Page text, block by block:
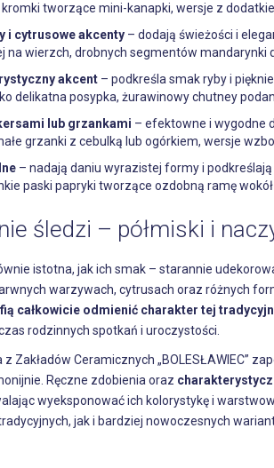
kromki tworzące mini-kanapki, wersje z
i cytrusowe akcenty – dodają świeżości i
na wierzch, drobnych segmentów mandarynki
akcent – podkreśla smak ryby i
delikatna posypka, żurawinowy chutney
lub grzankami – efektowne i wygodne
grzanki z cebulką lub ogórkiem, wersje
– nadają daniu wyrazistej formy i
paski papryki tworzące ozdobną ramę
śledzi – półmiski i
istotna, jak ich smak – starannie
warzywach, cytrusach oraz różnych
całkowicie odmienić charakter tej
rodzinnych spotkań i uroczystości.
z Zakładów Ceramicznych „BOLESŁAWIEC”
Ręczne zdobienia oraz
wyeksponować ich kolorystykę i
jak i bardziej nowoczesnych